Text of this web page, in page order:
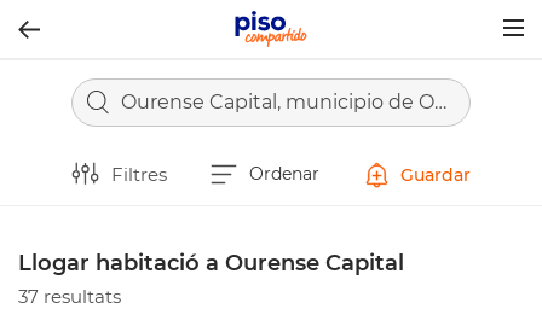
Ourense Capital, municipio de Ourense
Filtres Ordenar Guardar
Llogar habitació a Ourense Capital
37 resultats